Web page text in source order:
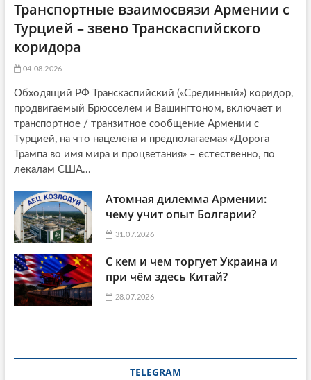
Транспортные взаимосвязи Армении с
Турцией – звено Транскаспийского
коридора
04.08.2026
Обходящий РФ Транскаспийский («Срединный») коридор,
продвигаемый Брюсселем и Вашингтоном, включает и
транспортное / транзитное сообщение Армении с
Турцией, на что нацелена и предполагаемая «Дорога
Трампа во имя мира и процветания» – естественно, по
лекалам США...
Атомная дилемма Армении:
чему учит опыт Болгарии?
31.07.2026
С кем и чем торгует Украина и
при чём здесь Китай?
28.07.2026
TELEGRAM